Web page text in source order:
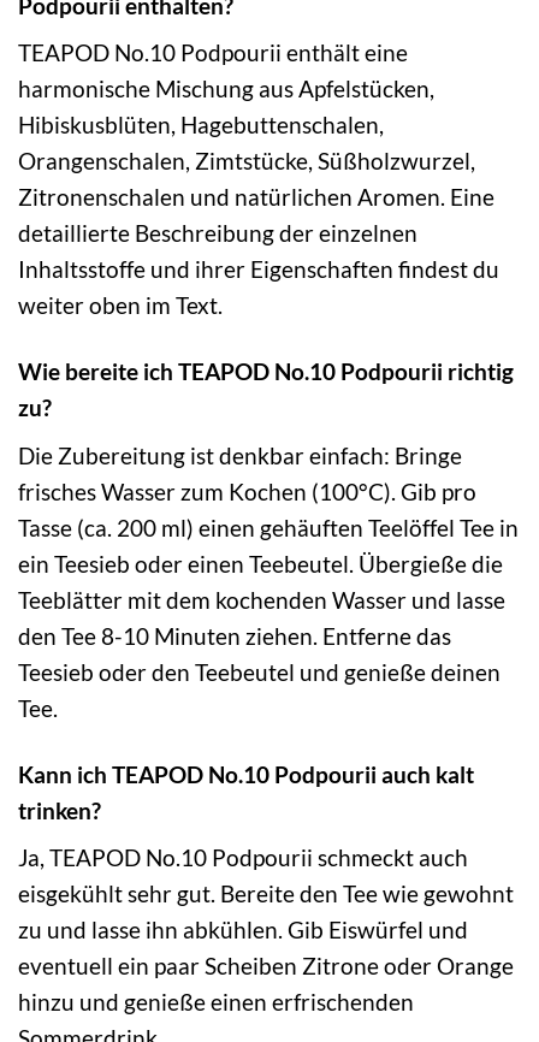
TEAPOD No.10 Podpourii enthält eine
harmonische Mischung aus Apfelstücken,
Hibiskusblüten, Hagebuttenschalen,
Orangenschalen, Zimtstücke, Süßholzwurzel,
Zitronenschalen und natürlichen Aromen. Eine
detaillierte Beschreibung der einzelnen
Inhaltsstoffe und ihrer Eigenschaften findest du
weiter oben im Text.
Wie bereite ich TEAPOD No.10 Podpourii richtig
zu?
Die Zubereitung ist denkbar einfach: Bringe
frisches Wasser zum Kochen (100°C). Gib pro
Tasse (ca. 200 ml) einen gehäuften Teelöffel Tee in
ein Teesieb oder einen Teebeutel. Übergieße die
Teeblätter mit dem kochenden Wasser und lasse
den Tee 8-10 Minuten ziehen. Entferne das
Teesieb oder den Teebeutel und genieße deinen
Tee.
Kann ich TEAPOD No.10 Podpourii auch kalt
trinken?
Ja, TEAPOD No.10 Podpourii schmeckt auch
eisgekühlt sehr gut. Bereite den Tee wie gewohnt
zu und lasse ihn abkühlen. Gib Eiswürfel und
eventuell ein paar Scheiben Zitrone oder Orange
hinzu und genieße einen erfrischenden